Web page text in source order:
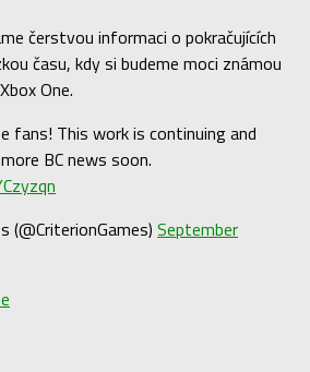
čerstvou informaci o pokračujících
času, kdy si budeme moci známou
One.
fans! This work is continuing and
BC news soon.
(@CriterionGames) September